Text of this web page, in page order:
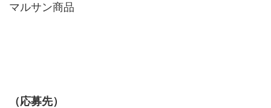
マルサン商品
（応募先）